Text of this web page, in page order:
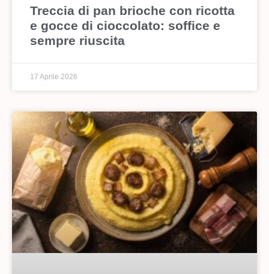
Treccia di pan brioche con ricotta
e gocce di cioccolato: soffice e
sempre riuscita
17 Aprile 2026